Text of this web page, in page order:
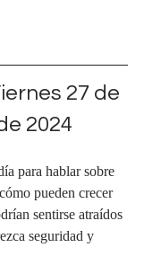
27 de
2024
para hablar sobre
pueden crecer
sentirse atraídos
seguridad y